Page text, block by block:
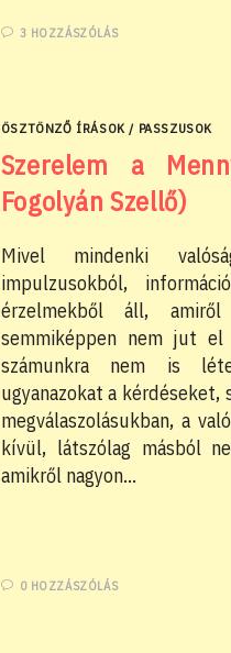
3 HOZZÁSZÓLÁS
ÖSZTÖNZŐ ÍRÁSOK / PASSZUSOK
Szerelem a
Fogolyán Szellő)
Mivel mindenki
impulzusokból,
érzelmekből áll,
semmiképpen nem jut el
számunkra nem is
ugyanazokat a
megválaszolásukban, a
kívül, látszólag másból
amikről nagyon…
0 HOZZÁSZÓLÁS